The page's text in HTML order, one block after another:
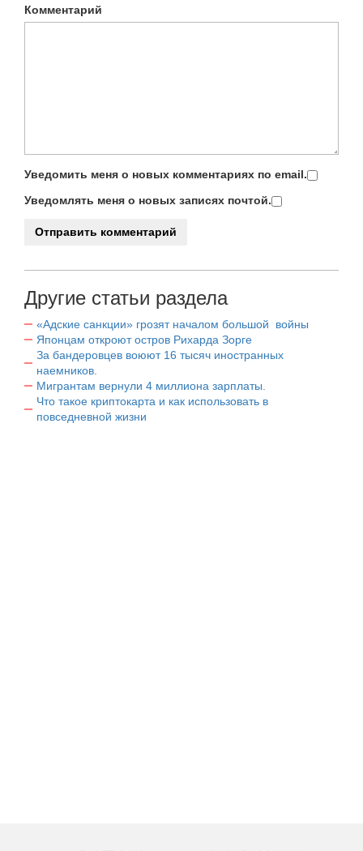
Комментарий
Уведомить меня о новых комментариях по email.
Уведомлять меня о новых записях почтой.
Другие статьи раздела
«Адские санкции» грозят началом большой войны
Японцам откроют остров Рихарда Зорге
За бандеровцев воюют 16 тысяч иностранных
наемников.
Мигрантам вернули 4 миллиона зарплаты.
Что такое криптокарта и как использовать в
повседневной жизни